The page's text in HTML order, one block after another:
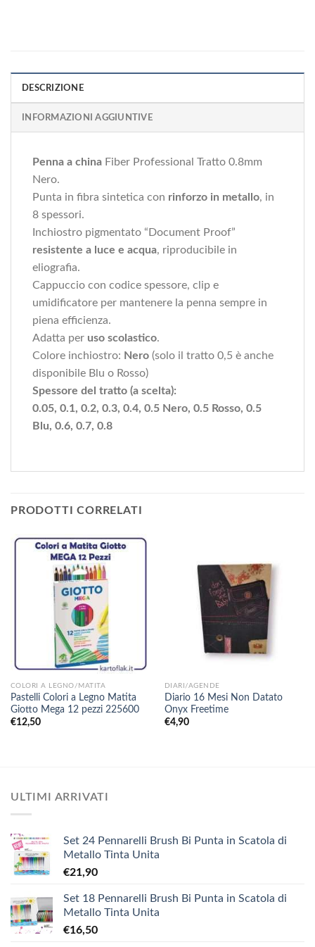
DESCRIZIONE
INFORMAZIONI AGGIUNTIVE
Penna a china Fiber Professional Tratto 0.8mm
Nero.
Punta in fibra sintetica con rinforzo in metallo, in
8 spessori.
Inchiostro pigmentato “Document Proof”
resistente a luce e acqua, riproducibile in
eliografia.
Cappuccio con codice spessore, clip e
umidificatore per mantenere la penna sempre in
piena efficienza.
Adatta per uso scolastico.
Colore inchiostro: Nero (solo il tratto 0,5 è anche
disponibile Blu o Rosso)
Spessore del tratto (a scelta):
0.05, 0.1, 0.2, 0.3, 0.4, 0.5 Nero, 0.5 Rosso, 0.5
Blu, 0.6, 0.7, 0.8
PRODOTTI CORRELATI
COLORI A LEGNO/MATITA
Pastelli Colori a Legno Matita
Giotto Mega 12 pezzi 225600
€12,50
DIARI/AGENDE
Diario 16 Mesi Non Datato
Onyx Freetime
€4,90
ULTIMI ARRIVATI
Set 24 Pennarelli Brush Bi Punta in Scatola di
Metallo Tinta Unita
€21,90
Set 18 Pennarelli Brush Bi Punta in Scatola di
Metallo Tinta Unita
€16,50